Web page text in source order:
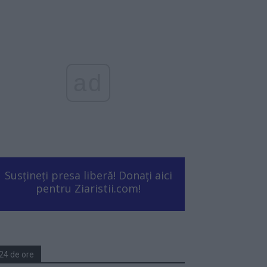
Susțineți presa liberă! Donați aici
pentru Ziaristii.com!
24 de ore